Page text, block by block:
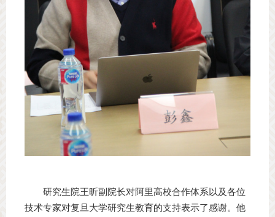
研究生院王昕副院长对阿里高校合作体系以及各位
技术专家对复旦大学研究生教育的支持表示了感谢。他